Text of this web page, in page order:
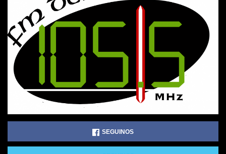
SEGUINOS